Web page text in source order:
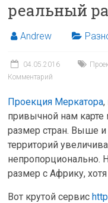
реальный
Andrew
04.05.2016
Комментарий
Проекция Меркатора,
привычной нам карте
размер стран. Выше
территорий
непропорционально.
размер с Африку,
Вот крутой сервис